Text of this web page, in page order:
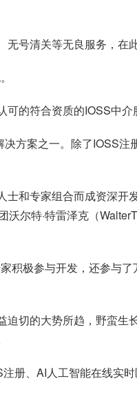
号清关等无良服务，在
的符合资质的IOSS中介
方案之一。除了IOSS
和专家组合而成资深开
尔特·特雷泽克（
积极参与开发，还参与
切的大势所趋，野蛮生
册、AI人工智能在线实